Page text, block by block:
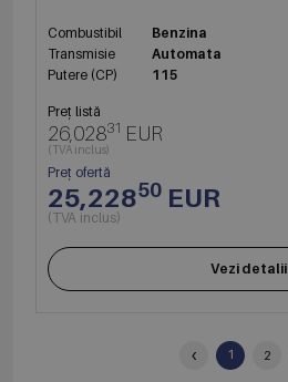
Combustibil
Benzina
Transmisie
Automata
Putere (CP)
115
Preț listă
26,02831 EUR
(TVA inclus)
Preț ofertă
25,22850 EUR
(TVA inclus)
Vezi detalii
‹ 1 2